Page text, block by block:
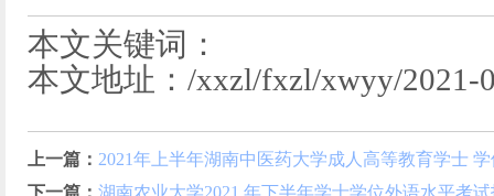
本文关键词：
本文地址：/xxzl/fxzl/xwyy/2021-
上一篇： 2021年上半年湖南中医药大学成人高等教育学士
下一篇： 湖南农业大学2021 年下半年学士学位外语水平考